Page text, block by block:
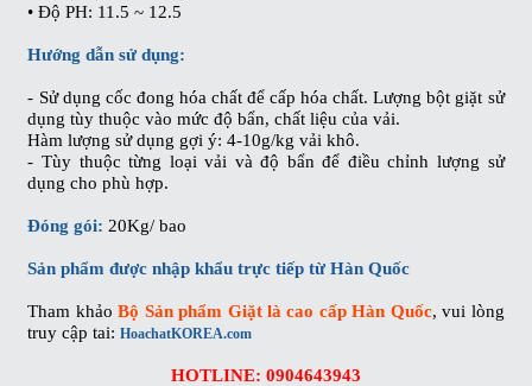
• Độ PH: 11.5 ~ 12.5
Hướng dẫn sử dụng:
- Sử dụng cốc đong hóa chất để cấp hóa chất. Lượng bột giặt sử
dụng tùy thuộc vào mức độ bẩn, chất liệu của vải.
Hàm lượng sử dụng gợi ý: 4-10g/kg vải khô.
- Tùy thuộc từng loại vải và độ bẩn để điều chỉnh lượng sử
dụng cho phù hợp.
Đóng gói: 20Kg/ bao
Sản phẩm được nhập khẩu trực tiếp từ Hàn Quốc
Tham khảoBộ Sản phẩm Giặt là cao cấp Hàn Quốc, vui lòng
truy cập tai:HoachatKOREA.com
HOTLINE: 0904643943